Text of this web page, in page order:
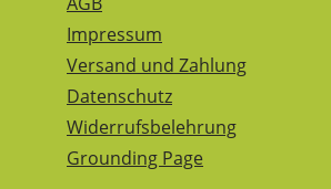
Impressum
Versand und Zahlung
Datenschutz
Widerrufsbelehrung
Grounding Page